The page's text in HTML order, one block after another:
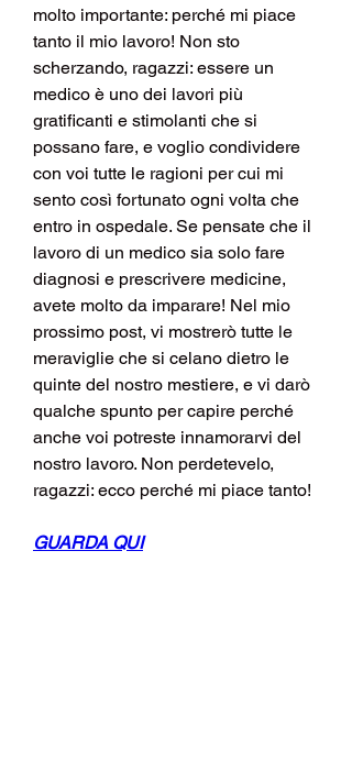
molto importante: perché mi piace
tanto il mio lavoro! Non sto
scherzando, ragazzi: essere un
medico è uno dei lavori più
gratificanti e stimolanti che si
possano fare, e voglio condividere
con voi tutte le ragioni per cui mi
sento così fortunato ogni volta che
entro in ospedale. Se pensate che il
lavoro di un medico sia solo fare
diagnosi e prescrivere medicine,
avete molto da imparare! Nel mio
prossimo post, vi mostrerò tutte le
meraviglie che si celano dietro le
quinte del nostro mestiere, e vi darò
qualche spunto per capire perché
anche voi potreste innamorarvi del
nostro lavoro. Non perdetevelo,
ragazzi: ecco perché mi piace tanto!
GUARDA QUI